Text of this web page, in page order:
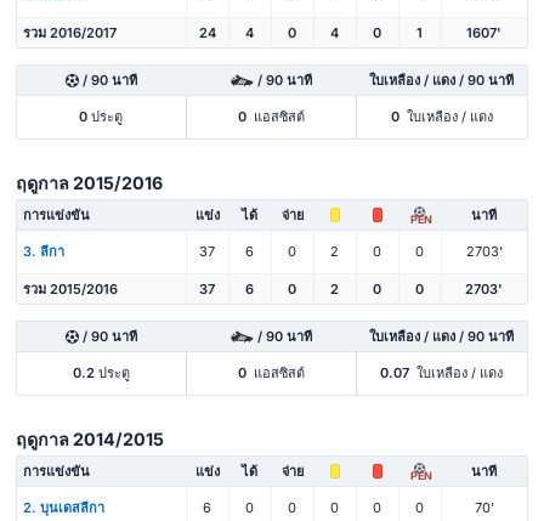
รวม 2016/2017 24 4 0 4 0 1 1607'
/ 90 นาที / 90 นาที ใบเหลือง / แดง / 90 นาที
0 ประตู 0 แอสซิสต์ 0 ใบเหลือง / แดง
ฤดูกาล 2015/2016
การแข่งขัน แข่ง ได้ จ่าย PEN นาที
3. ลีกา 37 6 0 2 0 0 2703'
รวม 2015/2016 37 6 0 2 0 0 2703'
/ 90 นาที / 90 นาที ใบเหลือง / แดง / 90 นาที
0.2ประตู 0 แอสซิสต์ 0.07 ใบเหลือง / แดง
ฤดูกาล 2014/2015
การแข่งขัน แข่ง ได้ จ่าย PEN นาที
2. บุนเดสลีกา 6 0 0 0 0 0 70'